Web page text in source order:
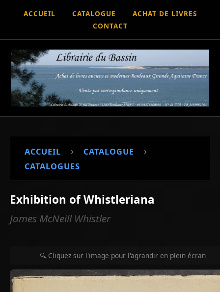
ACCUEIL CATALOGUE
ACHAT DE LIVRES
CONTACT
ACCUEIL › CATALOGUE ›
CATALOGUES
Exhibition of Whistleriana
James McNeill Whistler
🔍 Cliquez sur l'image pour l'agrandir en plein écran